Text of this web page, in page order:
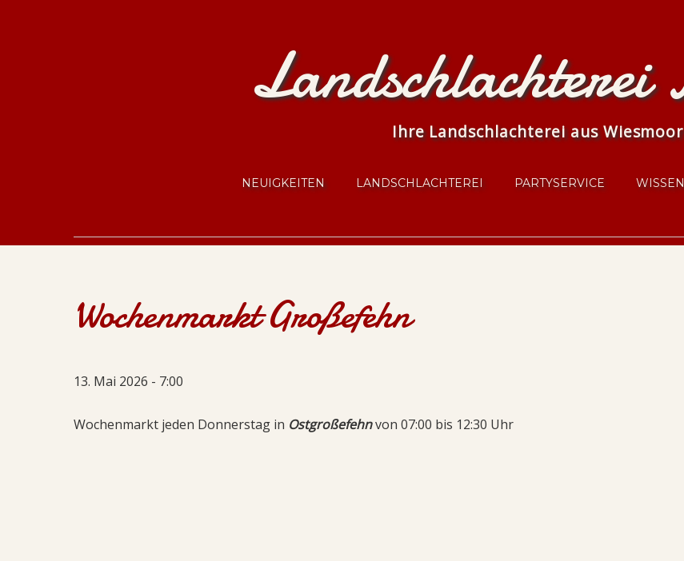
Landschlachterei
Ihre Landschlachterei aus Wiesmoor
NEUIGKEITEN LANDSCHLACHTEREI PARTYSERVICE
Wochenmarkt Großefehn
13. Mai 2026 - 7:00
Wochenmarkt jeden Donnerstag in Ostgroßefehnvon 07:00 bis 12:30 Uhr